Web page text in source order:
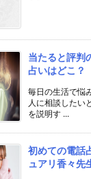
当たると評判
占いはどこ？
毎日の生活で悩
人に相談したい
を説明す ...
初めての電話
ュアリ香々先